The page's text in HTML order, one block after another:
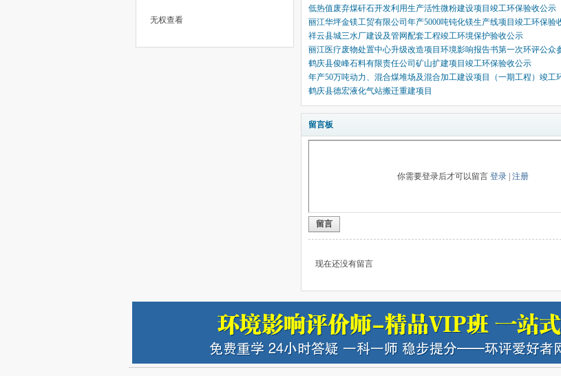
无权查看
低热值废弃煤矸石开发利用生产活性微粉建设项目竣工环保验收公示
丽江华坪金镁工贸有限公司年产5000吨钝化镁生产线项目竣工环保验
祥云县城三水厂建设及管网配套工程竣工环境保护验收公示
丽江医疗废物处置中心升级改造项目环境影响报告书第一次环评公众
鹤庆县俊峰石料有限责任公司矿山扩建项目竣工环保验收公示
年产50万吨动力、混合煤堆场及混合加工建设项目（一期工程）竣工
鹤庆县德宏液化气站搬迁重建项目
留言板
你需要登录后才可以留言 登录| 注册
留言
现在还没有留言